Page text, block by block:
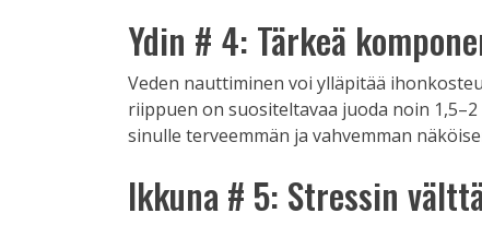
Ydin # 4: Tärkeä
Veden nauttiminen voi ylläpitää
riippuen on suositeltavaa juoda noin
sinulle terveemmän ja vahvemman
Ikkuna # 5: Stressin